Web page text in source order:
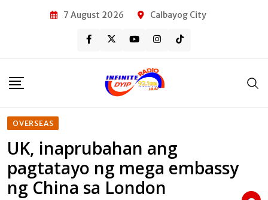
7 August 2026 Calbayog City
OVERSEAS
UK, inaprubahan ang
pagtatayo ng mega embassy
ng China sa London